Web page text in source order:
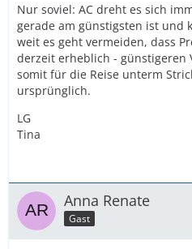
Nur soviel: AC dreht es sich
gerade am günstigsten ist und
weit es geht vermeiden, dass
derzeit erheblich - günstigeren
somit für die Reise unterm
ursprünglich.
LG
Tina
Anna Renate
Gast